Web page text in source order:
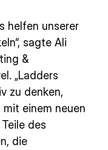
helfen unserer
sagte Ali
&
„Ladders
zu denken,
einem neuen
des
die